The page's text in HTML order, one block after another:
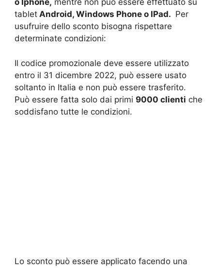
o Iphone, mentre non può essere effettuato su
tablet Android, Windows Phone o IPad. Per
usufruire dello sconto bisogna rispettare
determinate condizioni:
Il codice promozionale deve essere utilizzato
entro il 31 dicembre 2022, può essere usato
soltanto in Italia e non può essere trasferito.
Può essere fatta solo dai primi 9000 clienti che
soddisfano tutte le condizioni.
Lo sconto può essere applicato facendo una